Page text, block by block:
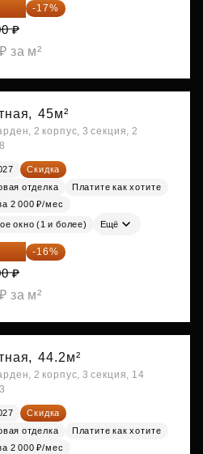
₽ -17%
₽
за м²
45м²
2 корпус, 3 секция, 2
Скидка
отделка
Платите как хотите
2 000 ₽/мес
окно (1 и более) Ещё
₽ -16%
₽
за м²
44.2м²
2 корпус, 3 секция, 14
Скидка
отделка
Платите как хотите
2 000 ₽/мес